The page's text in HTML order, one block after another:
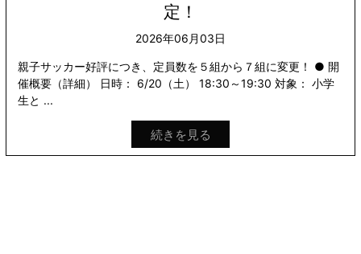
定！
2026年06月03日
親子サッカー好評につき、定員数を５組から７組に変更！ ● 開
催概要（詳細） 日時： 6/20（土） 18:30～19:30 対象： 小学
生と ...
続きを見る